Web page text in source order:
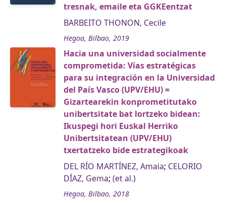
tresnak, emaile eta GGKEentzat
BARBEITO THONON, Cecile
Hegoa, Bilbao, 2019
Hacia una universidad socialmente
comprometida: Vías estratégicas
para su integración en la Universidad
del País Vasco (UPV/EHU) =
Gizartearekin konprometitutako
unibertsitate bat lortzeko bidean:
Ikuspegi hori Euskal Herriko
Unibertsitatean (UPV/EHU)
txertatzeko bide estrategikoak
DEL RÍO MARTÍNEZ, Amaia; CELORIO
DÍAZ, Gema; (et al.)
Hegoa, Bilbao, 2018